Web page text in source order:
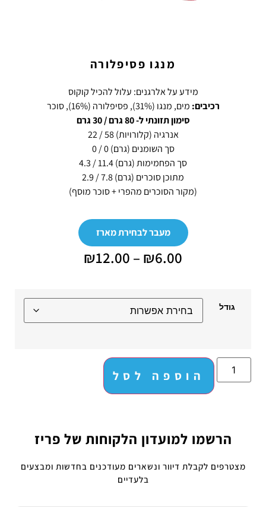
מנגו פסיפלורה
מידע על אלרגנים: עלול להכיל קוקוס
רכיבים: מים, מנגו (31%), פסיפלורה (16%), סוכר
סימון תזונתי ל- 80 גרם / 30 גרם
אנרגיה (קלורויות) 58 / 22
סך השומנים (גרם) 0 / 0
סך הפחמימות (גרם) 11.4 / 4.3
מתוכן סוכרים (גרם) 7.8 / 2.9
(מקור הסוכרים מהפרי + סוכר מוסף)
מעבר לבחירת מארז
₪6.00
–
₪12.00
גודל
הוספה לסל
הרשמו למועדון הלקוחות של פריז
מצטרפים לקבלת דיוור ונשארים מעודכנים בחדשות ומבצעים
בלעדיים